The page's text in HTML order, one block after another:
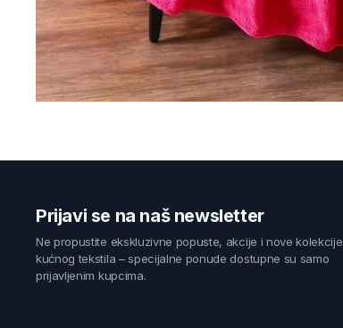
Prijavi se na naš newsletter
Ne propustite ekskluzivne popuste, akcije i nove kolekcije
kućnog tekstila – specijalne ponude dostupne su samo
prijavljenim kupcima.